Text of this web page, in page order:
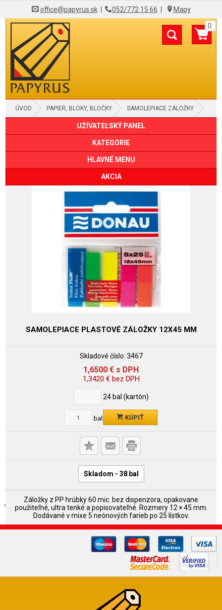
office@papyrus.sk| 052/772 15 66 Mapy
0
ÚVOD PAPIER, BLOKY, BLOČKY SAMOLEPIACE ZÁLOŽKY
UŽÍVATEĽSKÝ PANEL
KATEGÓRIE
HLAVNÉ MENU
AKCIA
SAMOLEPIACE PLASTOVÉ ZÁLOŽKY 12X45 MM
Skladové číslo: 3467
1,6500 € s DPH
1,3420 €bez DPH
24 bal (kartón)
bal KÚPIŤ
Skladom - 38 bal
Záložky z PP hrúbky 60 mic. bez dispenzora, opakovane
použiteľné, ultra tenké a popisovateľné. Rozmery 12 × 45 mm.
Dodávané v mixe 5 neónových farieb po 25 lístkov.